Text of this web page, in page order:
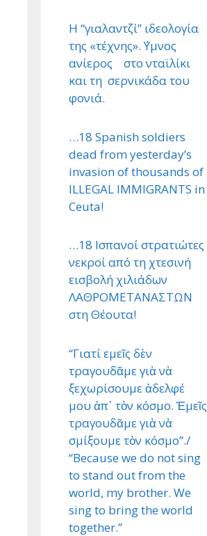
Η “γιαλαντζί” ιδεολογία
της «τέχνης». ΄Υμνος
ανίερος στο νταϊλίκι
και τη σερνικάδα του
φονιά.
…18 Spanish soldiers
dead from yesterday’s
invasion of thousands of
ILLEGAL IMMIGRANTS in
Ceuta!
…18 Ισπανοί στρατιώτες
νεκροί από τη χτεσινή
εισβολή χιλιάδων
ΛΑΘΡΟΜΕΤΑΝΑΣΤΩΝ
στη Θέουτα!
“Γιατί εμεῖς δὲν
τραγουδᾶμε γιὰ νὰ
ξεχωρίσουμε ἀδελφέ
μου ἀπ᾿ τὸν κόσμο. Ἐμεῖς
τραγουδᾶμε γιὰ νὰ
σμίξουμε τὸν κόσμο”./
“Because we do not sing
to stand out from the
world, my brother. We
sing to bring the world
together.”